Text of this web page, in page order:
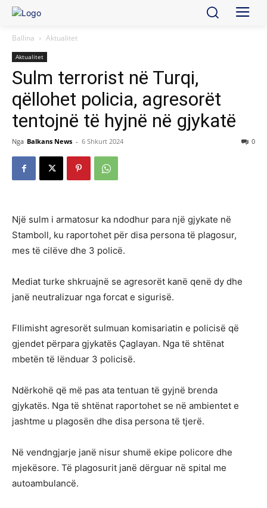
Ballina Aktualitet
Aktualitet
Sulm terrorist në Turqi,
qëllohet policia, agresorët
tentojnë të hyjnë në gjykatë
Nga Balkans News - 6 Shkurt 2024 0
Një sulm i armatosur ka ndodhur para një gjykate në
Stamboll, ku raportohet për disa persona të plagosur,
mes të cilëve dhe 3 policë.
Mediat turke shkruajnë se agresorët kanë qenë dy dhe
janë neutralizuar nga forcat e sigurisë.
Fllimisht agresorët sulmuan komisariatin e policisë që
gjendet përpara gjykatës Çaglayan. Nga të shtënat
mbetën të lënduar 3 policisë.
Ndërkohë që më pas ata tentuan të gyjnë brenda
gjykatës. Nga të shtënat raportohet se në ambientet e
jashtme u plagosën dhe disa persona të tjerë.
Në vendngjarje janë nisur shumë ekipe policore dhe
mjekësore. Të plagosurit janë dërguar në spital me
autoambulancë.